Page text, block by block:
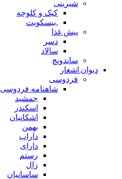
شیرینی
کیک و کلوچه
.بیسکویت
پیش غذا
دسر
سالاد
ساندویچ
دیوان اشعار
فردوسی
شاهنامه فردوسی
جمشید
اسکندر
اشکانیان
بهمن
داراب
دارای
رستم
زال
ساسانیان